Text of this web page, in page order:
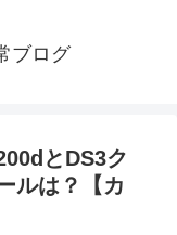
ブログ
とDS3ク
ルは？【カ